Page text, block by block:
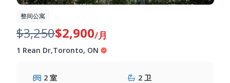
整间公寓
$3,250$2,900/月
1 Rean Dr,Toronto, ON
2 室 2 卫